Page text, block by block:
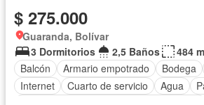
$ 275.000
Guaranda, Bolívar
3 Dormitorios
2,5 Baños
484
Balcón
Armario empotrado Bodega
Internet
Cuarto de servicio Agua